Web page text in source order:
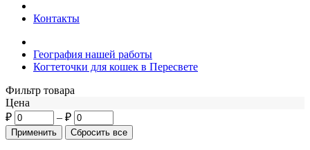
Контакты
География нашей работы
Когтеточки для кошек в Пересвете
Фильтр товара
Цена
₽
– ₽